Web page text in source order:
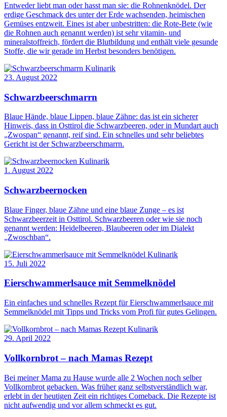
Entweder liebt man oder hasst man sie: die Rohnenknödel. Der
erdige Geschmack des unter der Erde wachsenden, heimischen
Gemüses entzweit. Eines ist aber unbestritten: die Rote-Bete (wie
die Rohnen auch genannt werden) ist sehr vitamin- und
mineralstoffreich, fördert die Blutbildung und enthält viele gesunde
Stoffe, die wir gerade im Herbst besonders benötigen.
Kulinarik
23. August 2022
Schwarzbeerschmarrn
Blaue Hände, blaue Lippen, blaue Zähne: das ist ein sicherer
Hinweis, dass in Osttirol die Schwarzbeeren, oder in Mundart auch
„Zwospan“ genannt, reif sind. Ein schnelles und sehr beliebtes
Gericht ist der Schwarzbeerschmarrn.
Kulinarik
1. August 2022
Schwarzbeernocken
Blaue Finger, blaue Zähne und eine blaue Zunge – es ist
Schwarzbeerzeit in Osttirol. Schwarzbeeren oder wie sie noch
genannt werden: Heidelbeeren, Blaubeeren oder im Dialekt
„Zwoschban“.
Kulinarik
15. Juli 2022
Eierschwammerlsauce mit Semmelknödel
Ein einfaches und schnelles Rezept für Eierschwammerlsauce mit
Semmelknödel mit Tipps und Tricks vom Profi für gutes Gelingen.
Kulinarik
29. April 2022
Vollkornbrot – nach Mamas Rezept
Bei meiner Mama zu Hause wurde alle 2 Wochen noch selber
Vollkornbrot gebacken. Was früher ganz selbstverständlich war,
erlebt in der heutigen Zeit ein richtiges Comeback. Die Rezepte ist
nicht aufwendig und vor allem schmeckt es gut.